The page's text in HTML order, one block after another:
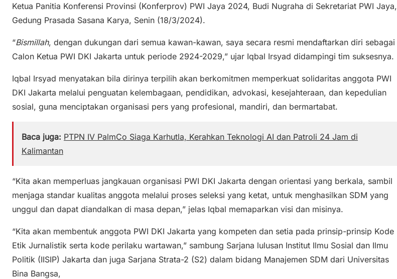
Ketua Panitia Konferensi Provinsi (Konferprov) PWI Jaya 2024, Budi Nugraha di Sekretariat PWI Jaya,
Gedung Prasada Sasana Karya, Senin (18/3/2024).
“Bismillah, dengan dukungan dari semua kawan-kawan, saya secara resmi mendaftarkan diri sebagai
Calon Ketua PWI DKI Jakarta untuk periode 2924-2029,” ujar Iqbal Irsyad didampingi tim suksesnya.
Iqbal Irsyad menyatakan bila dirinya terpilih akan berkomitmen memperkuat solidaritas anggota PWI
DKI Jakarta melalui penguatan kelembagaan, pendidikan, advokasi, kesejahteraan, dan kepedulian
sosial, guna menciptakan organisasi pers yang profesional, mandiri, dan bermartabat.
Baca juga: PTPN IV PalmCo Siaga Karhutla, Kerahkan Teknologi AI dan Patroli 24 Jam di
Kalimantan
“Kita akan memperluas jangkauan organisasi PWI DKI Jakarta dengan orientasi yang berkala, sambil
menjaga standar kualitas anggota melalui proses seleksi yang ketat, untuk menghasilkan SDM yang
unggul dan dapat diandalkan di masa depan,” jelas Iqbal memaparkan visi dan misinya.
“Kita akan membentuk anggota PWI DKI Jakarta yang kompeten dan setia pada prinsip-prinsip Kode
Etik Jurnalistik serta kode perilaku wartawan,” sambung Sarjana lulusan Institut Ilmu Sosial dan Ilmu
Politik (IISIP) Jakarta dan juga Sarjana Strata-2 (S2) dalam bidang Manajemen SDM dari Universitas
Bina Bangsa,